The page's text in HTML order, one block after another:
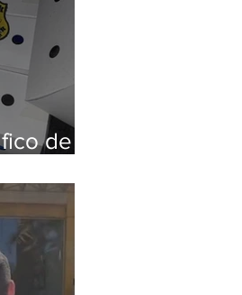
de